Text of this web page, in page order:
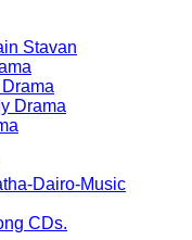
Stavan
Drama
Dairo-Music
CDs.